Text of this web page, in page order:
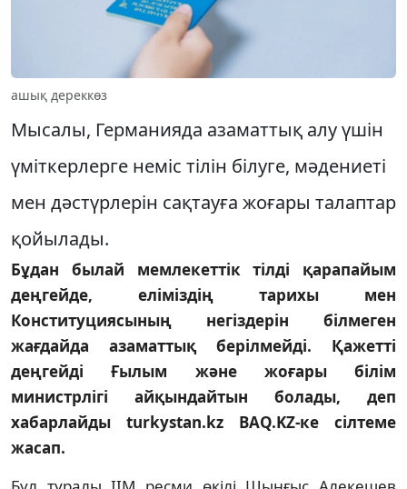
ашық дереккөз
Мысалы, Германияда азаматтық алу үшін
үміткерлерге неміс тілін білуге, мәдениеті
мен дәстүрлерін сақтауға жоғары талаптар
қойылады.
Бұдан былай мемлекеттік тілді қарапайым
деңгейде, еліміздің тарихы мен
Конституциясының негіздерін білмеген
жағдайда азаматтық берілмейді. Қажетті
деңгейді Ғылым және жоғары білім
министрлігі айқындайтын болады, деп
хабарлайды turkystan.kz BAQ.KZ-ке сілтеме
жасап.